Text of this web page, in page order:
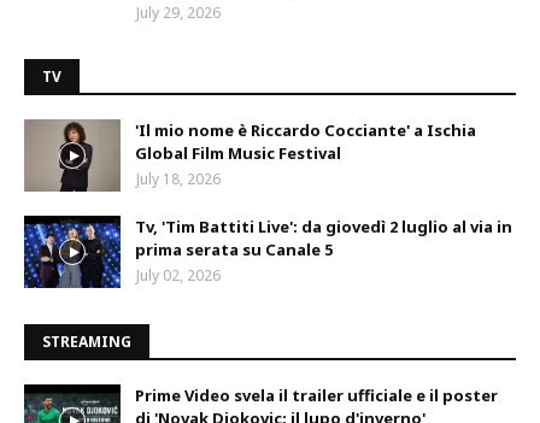
July 29, 2026
TV
'Il mio nome è Riccardo Cocciante' a Ischia
Global Film Music Festival
July 18, 2026
Tv, 'Tim Battiti Live': da giovedì 2 luglio al via in
prima serata su Canale 5
July 02, 2026
STREAMING
Prime Video svela il trailer ufficiale e il poster
di 'Novak Djokovic: il lupo d'inverno'